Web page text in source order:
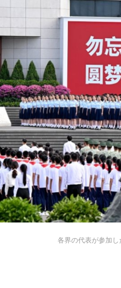
各界の代表が参加